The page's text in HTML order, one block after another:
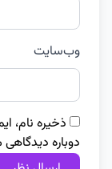
وب‌سایت
ذخیره نام،
دوباره